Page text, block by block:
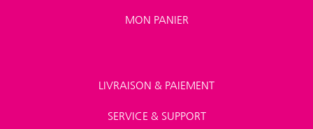
MON PANIER
LIVRAISON & PAIEMENT
SERVICE & SUPPORT